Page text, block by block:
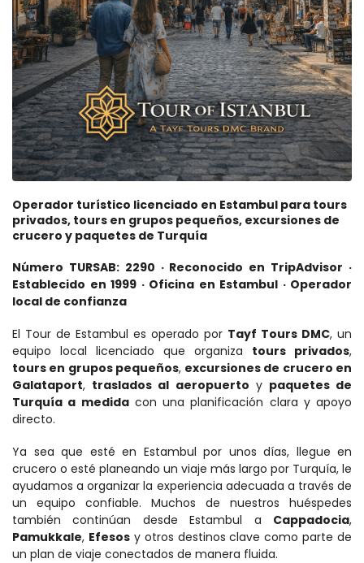
Operador turístico licenciado en Estambul para tours
privados, tours en grupos pequeños, excursiones de
crucero y paquetes de Turquía
Número TURSAB: 2290 · Reconocido en TripAdvisor ·
Establecido en 1999 · Oficina en Estambul · Operador
local de confianza
El Tour de Estambul es operado por Tayf Tours DMC, un
equipo local licenciado que organiza tours privados
tours en grupos pequeños, excursiones de crucero en
Galataport, traslados al aeropuerto y paquetes de
Turquía a medida con una planificación clara y apoyo
directo.
Ya sea que esté en Estambul por unos días, llegue en
crucero o esté planeando un viaje más largo por Turquía, le
ayudamos a organizar la experiencia adecuada a través de
un equipo confiable. Muchos de nuestros huéspedes
también continúan desde Estambul a Cappadocia
Pamukkale, Efesos y otros destinos clave como parte de
un plan de viaje conectados de manera fluida.